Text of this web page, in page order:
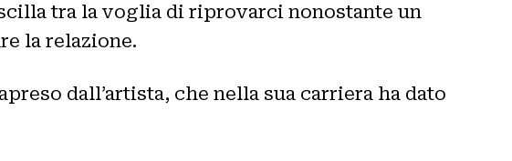
tra la voglia di riprovarci nonostante un
la relazione.
dall’artista, che nella sua carriera ha dato